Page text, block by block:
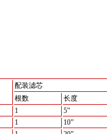
配装滤芯
根数
长度
1
5”
1
10”